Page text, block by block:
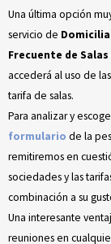
Una última opción
servicio de
Frecuente de
accederá al uso de
tarifa de salas.
Para analizar y
formulario de la
remitiremos en
sociedades y las
combinación a su
Una interesante
reuniones en